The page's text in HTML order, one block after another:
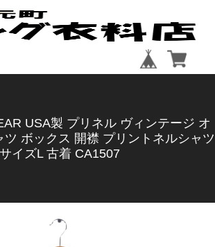
USA製 プリネル ヴィンテージ オ
ツ ボックス 開襟 プリントネルシャツ
サイズL 古着 CA1507